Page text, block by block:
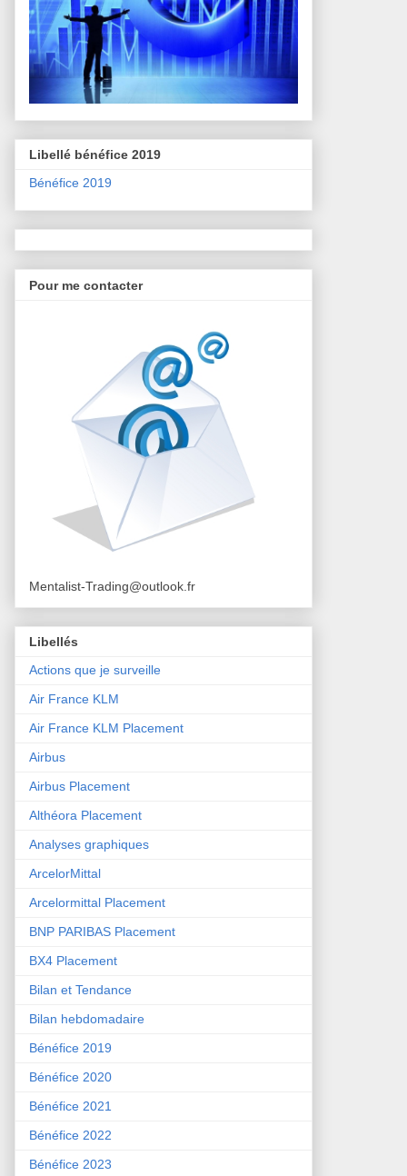
Libellé bénéfice 2019
Bénéfice 2019
Pour me contacter
Mentalist-Trading@outlook.fr
Libellés
Actions que je surveille
Air France KLM
Air France KLM Placement
Airbus
Airbus Placement
Althéora Placement
Analyses graphiques
ArcelorMittal
Arcelormittal Placement
BNP PARIBAS Placement
BX4 Placement
Bilan et Tendance
Bilan hebdomadaire
Bénéfice 2019
Bénéfice 2020
Bénéfice 2021
Bénéfice 2022
Bénéfice 2023